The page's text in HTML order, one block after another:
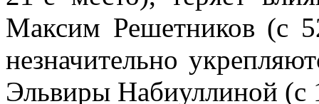
Мак­сим Ре­шет­ни­ков (с
незна­чи­тель­но
Эль­ви­ры На­би­ул­ли­ной (с